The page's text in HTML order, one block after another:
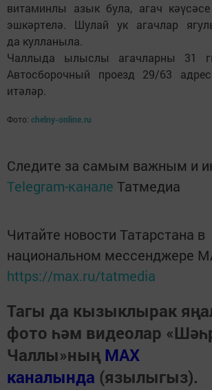
витаминлы азык була, агач
эшкәртелә. Шулай ук агачлар
да кулланыла.
Чаллыда ылыслы агачларны 31
Автосборочный проезд 29/63
итәләр.
Фото: chelny-online.ru
Следите за самым важным и
Telegram-канале Татмедиа
Читайте новости Татарстана в
национальном мессенджере
https://max.ru/tatmedia
Тагы да кызыклырак
фото һәм видеолар
Чаллы»ның MAX
каналында (язылыгыз).